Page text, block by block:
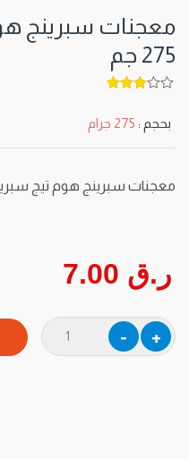
معجنات سبرينج
275 جم
بحجم : 275 جرام
معجنات سبرينج هوم تيج سبرينج
ر.ق 7.00